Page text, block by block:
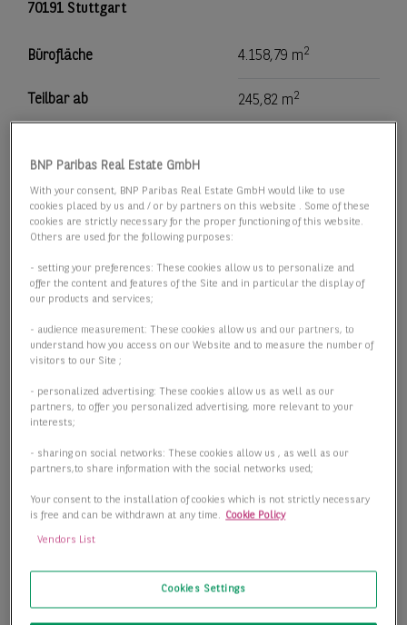
70191 Stuttgart
Bürofläche 4.158,79 m2
Teilbar ab 245,82 m2
Details anzeigen
Praxis-/Laborfläche - Direkt am Theodor-Heuss-Platz!
BNP Paribas Real Estate GmbH
With your consent, BNP Paribas Real Estate GmbH would like to use
cookies placed by us and / or by partners on this website . Some of these
cookies are strictly necessary for the proper functioning of this website.
Others are used for the following purposes:
- setting your preferences: These cookies allow us to personalize and
offer the content and features of the Site and in particular the display of
our products and services;
- audience measurement: These cookies allow us and our partners, to
understand how you access on our Website and to measure the number of
visitors to our Site ;
- personalized advertising: These cookies allow us as well as our
partners, to offer you personalized advertising, more relevant to your
interests;
- sharing on social networks: These cookies allow us , as well as our
partners,to share information with the social networks used;
Your consent to the installation of cookies which is not strictly necessary
is free and can be withdrawn at any time. Cookie Policy
Vendors List
Cookies Settings